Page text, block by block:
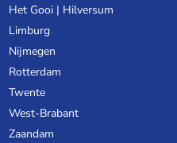
Het Gooi | Hilversum
Limburg
Nijmegen
Rotterdam
Twente
West-Brabant
Zaandam